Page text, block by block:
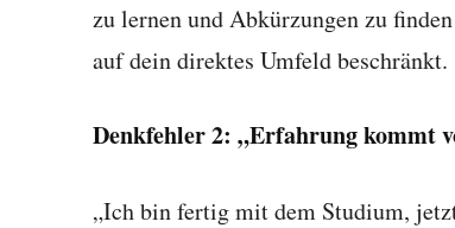
zu lernen und Abkürzungen zu
auf dein direktes Umfeld beschränkt.
Denkfehler 2: „Erfahrung kommt
„Ich bin fertig mit dem Studium,